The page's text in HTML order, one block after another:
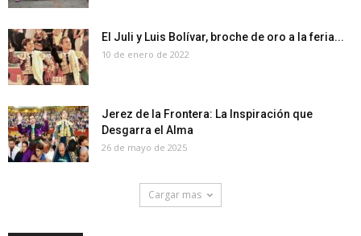
El Juli y Luis Bolívar, broche de oro a la feria...
10 de enero de 2022
Jerez de la Frontera: La Inspiración que
Desgarra el Alma
26 de mayo de 2025
Cargar mas